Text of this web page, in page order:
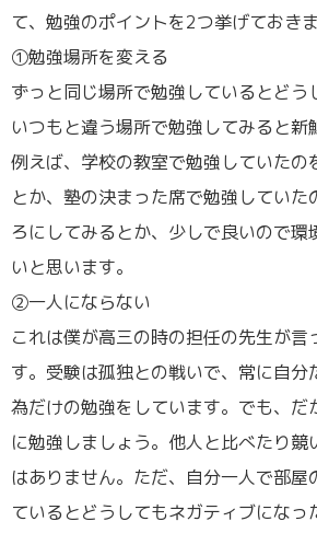
て、勉強のポイントを2つ挙げておきま
①勉強場所を変える
ずっと同じ場所で勉強しているとどう
いつもと違う場所で勉強してみると新
例えば、学校の教室で勉強していたの
とか、塾の決まった席で勉強していた
ろにしてみるとか、少しで良いので環
いと思います。
②一人にならない
これは僕が高三の時の担任の先生が言
す。受験は孤独との戦いで、常に自分
為だけの勉強をしています。でも、だ
に勉強しましょう。他人と比べたり競
はありません。ただ、自分一人で部屋
ているとどうしてもネガティブになっ